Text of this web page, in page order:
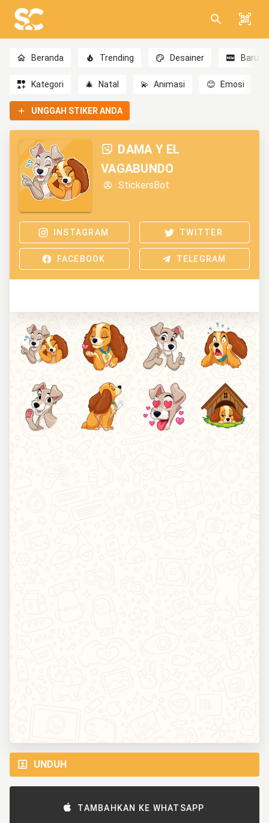
Beranda Trending Desainer Baru
Kategori 🎄 Natal 💫 Animasi 😊 Emosi
UNGGAH STIKER ANDA
DAMA Y EL
VAGABUNDO
StickersBot
INSTAGRAM TWITTER
FACEBOOK TELEGRAM
UNDUH
TAMBAHKAN KE WHATSAPP